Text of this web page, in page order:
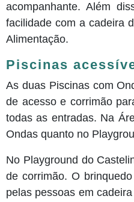
acompanhante. A lém
facilidade com a cadeira
Alimentação.
Piscinas
As duas Piscinas com
de acesso e corrimão
todas as entradas. Na
Ondas quanto no
No Playground do
de corrimão. O
pelas pessoas em